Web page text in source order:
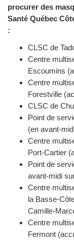
procurer des
Santé Québec
:
CLSC de
Centre
Escoumins
Centre
Forestville
CLSC de
Point de
(en avant-
Centre
Port-Cartier
Point de
avant-midi
Centre
la Basse-
Camille-
Centre
Fermont